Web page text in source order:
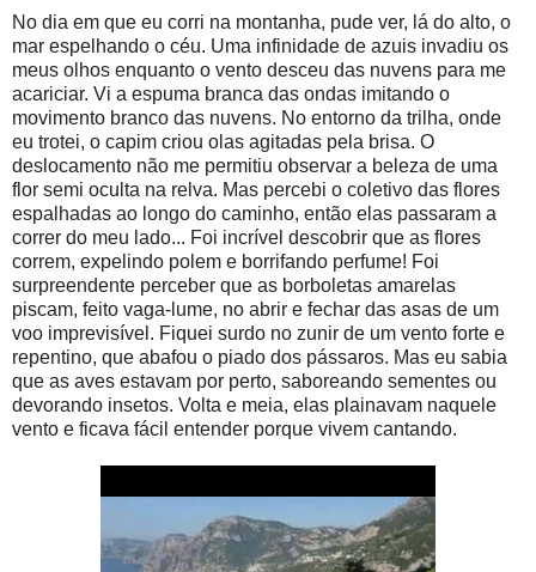
No dia em que eu corri na montanha, pude ver, lá do alto, o
mar espelhando o céu. Uma infinidade de azuis invadiu os
meus olhos enquanto o vento desceu das nuvens para me
acariciar. Vi a espuma branca das ondas imitando o
movimento branco das nuvens. No entorno da trilha, onde
eu trotei, o capim criou olas agitadas pela brisa. O
deslocamento não me permitiu observar a beleza de uma
flor semi oculta na relva. Mas percebi o coletivo das flores
espalhadas ao longo do caminho, então elas passaram a
correr do meu lado... Foi incrível descobrir que as flores
correm, expelindo polem e borrifando perfume! Foi
surpreendente perceber que as borboletas amarelas
piscam, feito vaga-lume, no abrir e fechar das asas de um
voo imprevisível. Fiquei surdo no zunir de um vento forte e
repentino, que abafou o piado dos pássaros. Mas eu sabia
que as aves estavam por perto, saboreando sementes ou
devorando insetos. Volta e meia, elas plainavam naquele
vento e ficava fácil entender porque vivem cantando.